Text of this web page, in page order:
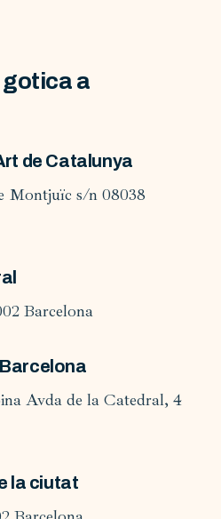
a
de Catalunya
Montjuïc s/n 08038
Barcelona
Avda de la Catedral, 4
la ciutat